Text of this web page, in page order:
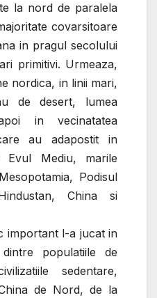
la nord de paralela
covarsitoare
in pragul secolului
primitivi. Urmeaza,
nordica, in linii mari,
de desert, lumea
in vecinatatea
au adapostit in
Mediu, marile
Podisul
China si
l-a jucat in
populatiile de
sedentare,
de Nord, de la